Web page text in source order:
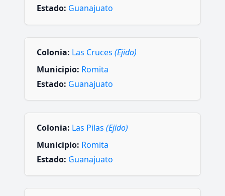
Estado: Guanajuato
Colonia: Las Cruces (Ejido)
Municipio: Romita
Estado: Guanajuato
Colonia: Las Pilas (Ejido)
Municipio: Romita
Estado: Guanajuato